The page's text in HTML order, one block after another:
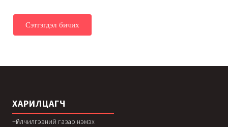
ХАРИЛЦАГЧ
+Үйлчилгээний газар нэмэх